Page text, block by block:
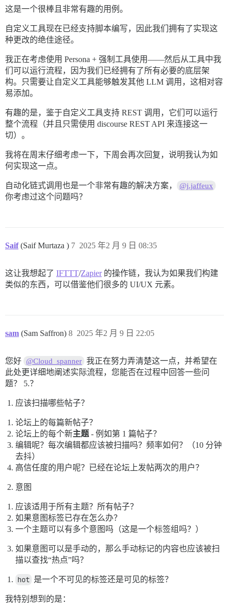
这是一个很棒且非常有趣的用例。
自定义工具现在已经支持脚本编写，因此我们拥有了实现这
种更改的绝佳途径。
我正在考虑使用 Persona + 强制工具使用——然后从工具中我
们可以运行流程，因为我们已经拥有了所有必要的底层架
构。只需要让自定义工具能够触发其他 LLM 调用，这相对容
易添加。
有趣的是，鉴于自定义工具支持 REST 调用，它们可以运行
整个流程（并且只需使用 discourse REST API 来连接这一
切）。
我将在周末仔细考虑一下，下周会再次回复，说明我认为如
何实现这一点。
自动化链式调用也是一个非常有趣的解决方案， @j.jaffeux
你考虑过这个问题吗？
Saif (Saif Murtaza ) 2025 年2 月 9 日 08:35
7
这让我想起了 IFTTT/Zapier的操作链，我认为如果我们构建
类似的东西，可以借鉴他们很多的 UI/UX 元素。
sam (Sam Saffron) 2025 年2 月 9 日 22:05
8
您好 @Cloud_spanner 我正在努力弄清楚这一点，并希望在
此处更详细地阐述实际流程，您能否在过程中回答一些问
题？ 5.？
应该扫描哪些帖子？
论坛上的每篇新帖子？
论坛上的每个新主题 - 例如第 1 篇帖子？
编辑呢？每次编辑都应该被扫描吗？频率如何？（10 分钟
去抖）
高信任度的用户呢？已经在论坛上发帖两次的用户？
意图
应该适用于所有主题？所有帖子？
如果意图标签已存在怎么办？
一个主题可以有多个意图吗（这是一个标签组吗？）
如果意图可以是手动的，那么手动标记的内容也应该被扫
描以查找“热点”吗？
hot 是一个不可见的标签还是可见的标签？
我特别想到的是：